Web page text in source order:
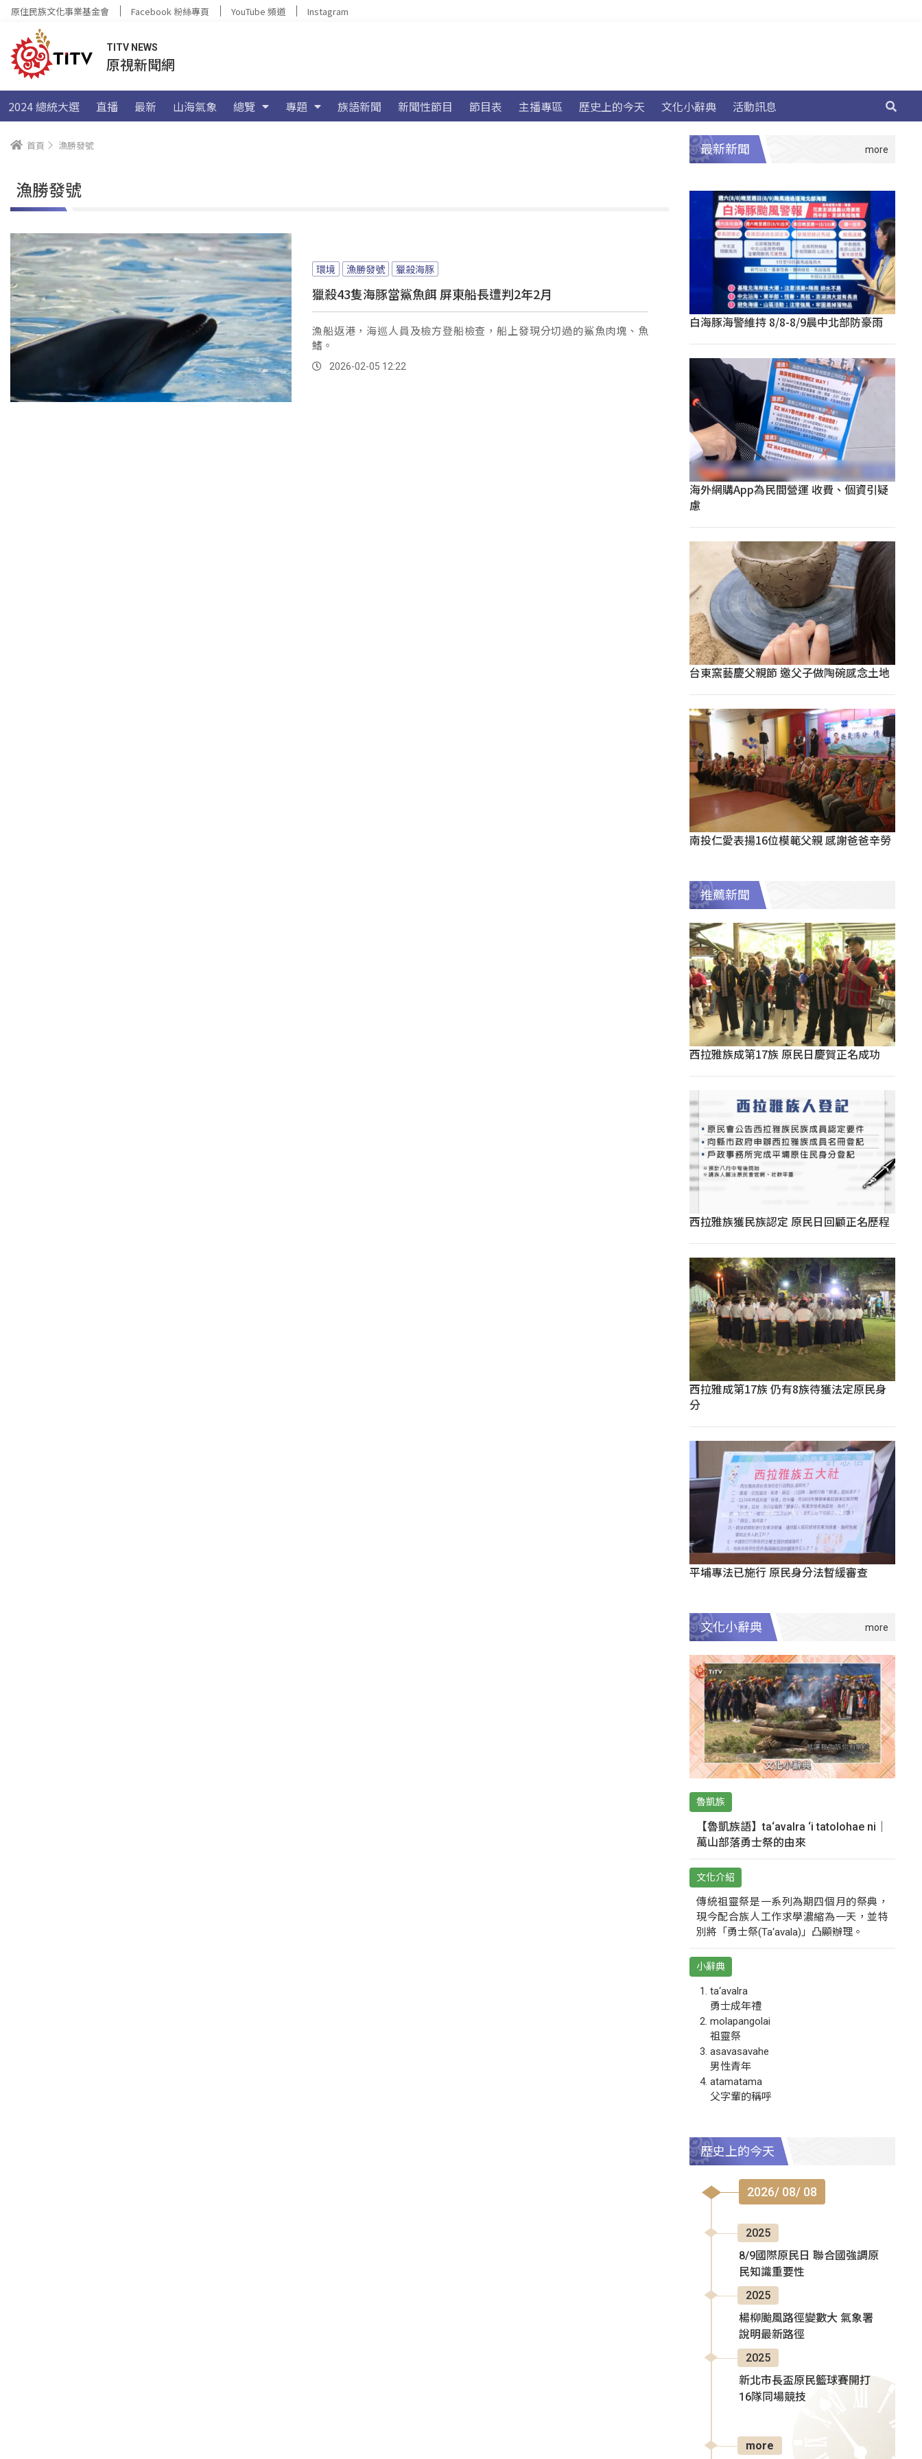
原住民族文化事業基金會 Facebook 粉絲專頁 YouTube 頻道 Instagram
TITV NEWS
原視新聞網
2024 總統大選 直播 最新 山海氣象 總覽 專題 族語新聞 新聞性節目 節目表 主播專區 歷史上的今天 文化小辭典 活動訊息
首頁 漁勝發號
漁勝發號
環境 漁勝發號 獵殺海豚
獵殺43隻海豚當鯊魚餌 屏東船長遭判2年2月
漁船返港，海巡人員及檢方登船檢查，船上發現分切過的鯊魚肉塊、魚
鰭。
2026-02-05 12:22
最新新聞
白海豚海警維持 8/8-8/9晨中北部防豪雨
海外網購App為民間營運 收費、個資引疑
慮
台東窯藝慶父親節 邀父子做陶碗感念土地
南投仁愛表揚16位模範父親 感謝爸爸辛勞
推薦新聞
西拉雅族成第17族 原民日慶賀正名成功
西拉雅族獲民族認定 原民日回顧正名歷程
西拉雅成第17族 仍有8族待獲法定原民身
分
平埔專法已施行 原民身分法暫緩審查
文化小辭典
魯凱族
【魯凱族語】ta‘avalra ‘i tatolohae ni｜
萬山部落勇士祭的由來
文化介紹
傳統祖靈祭是一系列為期四個月的祭典，
現今配合族人工作求學濃縮為一天，並特
別將「勇士祭(Ta‘avala)」凸顯辦理。
小辭典
ta‘avalra
勇士成年禮
molapangolai
祖靈祭
asavasavahe
男性青年
atamatama
父字輩的稱呼
歷史上的今天
2026/ 08/ 08
2025
8/9國際原民日 聯合國強調原
民知識重要性
2025
楊柳颱風路徑變數大 氣象署
說明最新路徑
2025
新北市長盃原民籃球賽開打
16隊同場競技
more